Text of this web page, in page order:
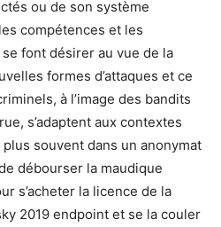
ou de son système
compétences et les
font désirer au vue de la
formes d’attaques et ce
à l’image des bandits
s’adaptent aux contextes
souvent dans un anonymat
débourser la maudique
s’acheter la licence de la
2019 endpoint et se la couler